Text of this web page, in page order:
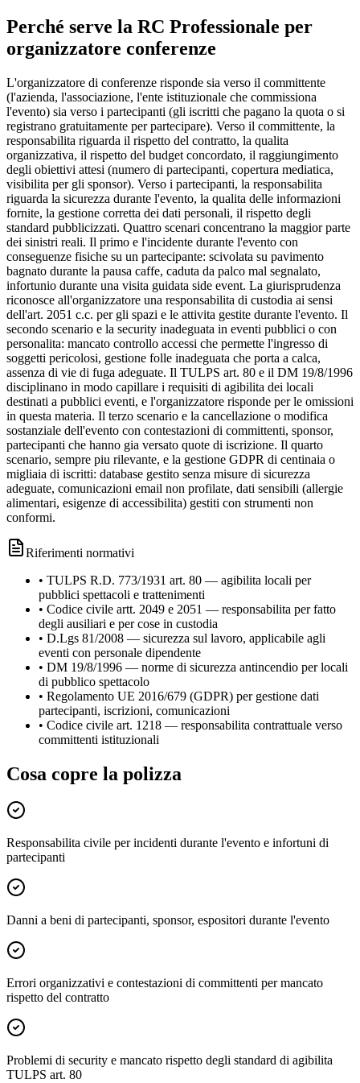
Perché serve la RC Professionale per
organizzatore conferenze
L'organizzatore di conferenze risponde sia verso il committente
(l'azienda, l'associazione, l'ente istituzionale che commissiona
l'evento) sia verso i partecipanti (gli iscritti che pagano la quota o si
registrano gratuitamente per partecipare). Verso il committente, la
responsabilita riguarda il rispetto del contratto, la qualita
organizzativa, il rispetto del budget concordato, il raggiungimento
degli obiettivi attesi (numero di partecipanti, copertura mediatica,
visibilita per gli sponsor). Verso i partecipanti, la responsabilita
riguarda la sicurezza durante l'evento, la qualita delle informazioni
fornite, la gestione corretta dei dati personali, il rispetto degli
standard pubblicizzati. Quattro scenari concentrano la maggior parte
dei sinistri reali. Il primo e l'incidente durante l'evento con
conseguenze fisiche su un partecipante: scivolata su pavimento
bagnato durante la pausa caffe, caduta da palco mal segnalato,
infortunio durante una visita guidata side event. La giurisprudenza
riconosce all'organizzatore una responsabilita di custodia ai sensi
dell'art. 2051 c.c. per gli spazi e le attivita gestite durante l'evento. Il
secondo scenario e la security inadeguata in eventi pubblici o con
personalita: mancato controllo accessi che permette l'ingresso di
soggetti pericolosi, gestione folle inadeguata che porta a calca,
assenza di vie di fuga adeguate. Il TULPS art. 80 e il DM 19/8/1996
disciplinano in modo capillare i requisiti di agibilita dei locali
destinati a pubblici eventi, e l'organizzatore risponde per le omissioni
in questa materia. Il terzo scenario e la cancellazione o modifica
sostanziale dell'evento con contestazioni di committenti, sponsor,
partecipanti che hanno gia versato quote di iscrizione. Il quarto
scenario, sempre piu rilevante, e la gestione GDPR di centinaia o
migliaia di iscritti: database gestito senza misure di sicurezza
adeguate, comunicazioni email non profilate, dati sensibili (allergie
alimentari, esigenze di accessibilita) gestiti con strumenti non
conformi.
Riferimenti normativi
• TULPS R.D. 773/1931 art. 80 — agibilita locali per
pubblici spettacoli e trattenimenti
• Codice civile artt. 2049 e 2051 — responsabilita per fatto
degli ausiliari e per cose in custodia
• D.Lgs 81/2008 — sicurezza sul lavoro, applicabile agli
eventi con personale dipendente
• DM 19/8/1996 — norme di sicurezza antincendio per locali
di pubblico spettacolo
• Regolamento UE 2016/679 (GDPR) per gestione dati
partecipanti, iscrizioni, comunicazioni
• Codice civile art. 1218 — responsabilita contrattuale verso
committenti istituzionali
Cosa copre la polizza
Responsabilita civile per incidenti durante l'evento e infortuni di
partecipanti
Danni a beni di partecipanti, sponsor, espositori durante l'evento
Errori organizzativi e contestazioni di committenti per mancato
rispetto del contratto
Problemi di security e mancato rispetto degli standard di agibilita
TULPS art. 80